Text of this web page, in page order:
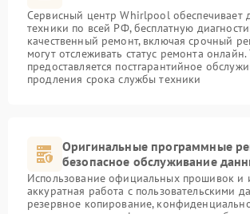
Сервисный центр Whirlpool обеспечивает
техники по всей РФ, бесплатную
качественный ремонт, включая срочный
могут отслеживать статус ремонта онлайн.
предоставляется постгарантийное
продления срока службы техники
Оригинальные программные
безопасное обслуживание
Использование официальных прошивок и
аккуратная работа с пользовательскими
резервное копирование,